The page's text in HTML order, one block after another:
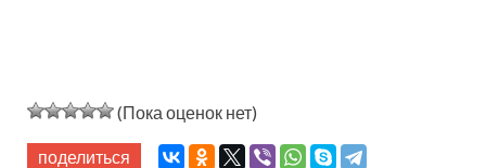
(Пока оценок нет)
поделиться